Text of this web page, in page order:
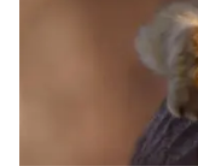
Fuel Price Hike:
টান! একলাফে
Dilip Ghosh: দেশজুড়ে
ভবিষ্যতের কথা ভেবে